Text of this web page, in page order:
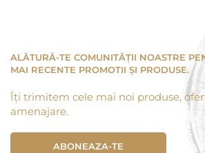
ALĂTURĂ-TE COMUNITĂȚII NOASTRE
MAI RECENTE PROMOTII ȘI PRODUSE.
Îți trimitem cele mai noi produse,
amenajare.
ABONEAZA-TE